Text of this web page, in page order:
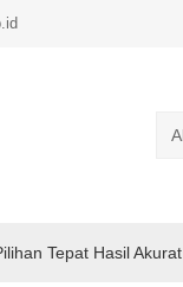
Tepat Hasil Akurat